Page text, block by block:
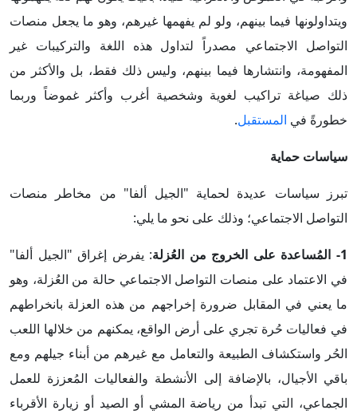
ويتداولونها فيما بينهم، ولو لم يفهمها غيرهم، وهو ما يجعل منصات
التواصل الاجتماعي مصدراً لتداول هذه اللغة والتركيبات غير
المفهومة، وانتشارها فيما بينهم، وليس ذلك فقط، بل والأكثر من
ذلك صياغة تراكيب لغوية وشخصية أغرب وأكثر غموضاً وربما
خطورةً في المستقبل.
سياسات حماية
تبرز سياسات عديدة لحماية "الجيل ألفا" من مخاطر منصات
التواصل الاجتماعي؛ وذلك على نحو ما يلي:
1- المُساعدة على الخروج من العُزلة
: يفرض إغراق "الجيل ألفا"
في الاعتماد على منصات التواصل الاجتماعي حالة من العُزلة، وهو
ما يعني في المقابل ضرورة إخراجهم من هذه العزلة بانخراطهم
في فعاليات حُرة تجري على أرض الواقع، يمكنهم من خلالها اللعب
الحُر واستكشاف الطبيعة والتعامل مع غيرهم من أبناء جيلهم ومع
باقي الأجيال، بالإضافة إلى الأنشطة والفعاليات المُعززة للعمل
الجماعي، التي تبدأ من رياضة المشي أو الصيد أو زيارة الأقرباء